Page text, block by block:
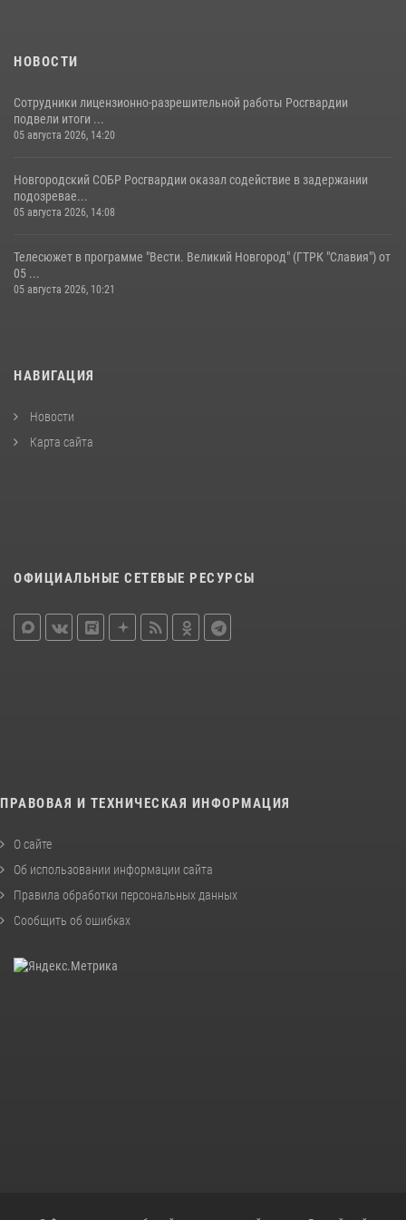
НОВОСТИ
Сотрудники лицензионно-разрешительной работы Росгвардии
подвели итоги ...
05 августа 2026, 14:20
Новгородский СОБР Росгвардии оказал содействие в задержании
подозревае...
05 августа 2026, 14:08
Телесюжет в программе "Вести. Великий Новгород" (ГТРК "Славия") от
05 ...
05 августа 2026, 10:21
НАВИГАЦИЯ
Новости
Карта сайта
ОФИЦИАЛЬНЫЕ СЕТЕВЫЕ РЕСУРСЫ
ПРАВОВАЯ И ТЕХНИЧЕСКАЯ ИНФОРМАЦИЯ
О сайте
Об использовании информации сайта
Правила обработки персональных данных
Сообщить об ошибках